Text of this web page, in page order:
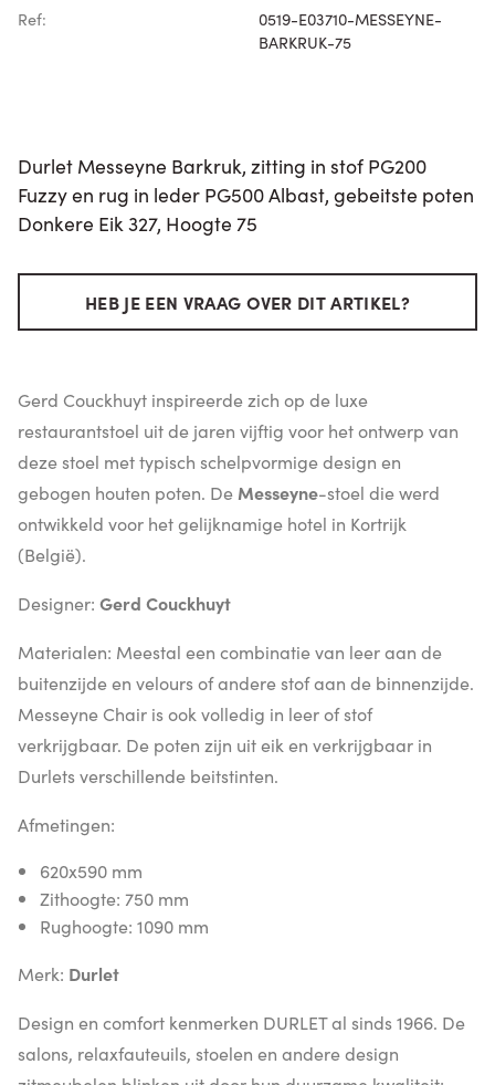
Ref:
0519-E03710-MESSEYNE-
BARKRUK-75
Durlet Messeyne Barkruk, zitting in stof PG200
Fuzzy en rug in leder PG500 Albast, gebeitste poten
Donkere Eik 327, Hoogte 75
HEB JE EEN VRAAG OVER DIT ARTIKEL?
Gerd Couckhuyt inspireerde zich op de luxe
restaurantstoel uit de jaren vijftig voor het ontwerp van
deze stoel met typisch schelpvormige design en
gebogen houten poten. De Messeyne-stoel die werd
ontwikkeld voor het gelijknamige hotel in Kortrijk
(België).
Designer: Gerd Couckhuyt
Materialen: Meestal een combinatie van leer aan de
buitenzijde en velours of andere stof aan de binnenzijde.
Messeyne Chair is ook volledig in leer of stof
verkrijgbaar. De poten zijn uit eik en verkrijgbaar in
Durlets verschillende beitstinten.
Afmetingen:
620x590 mm
Zithoogte: 750 mm
Rughoogte: 1090 mm
Merk: Durlet
Design en comfort kenmerken DURLET al sinds 1966. De
salons, relaxfauteuils, stoelen en andere design